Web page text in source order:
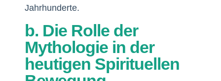
Jahrhunderte.
b. Die Rolle der
Mythologie in der
heutigen Spirituellen